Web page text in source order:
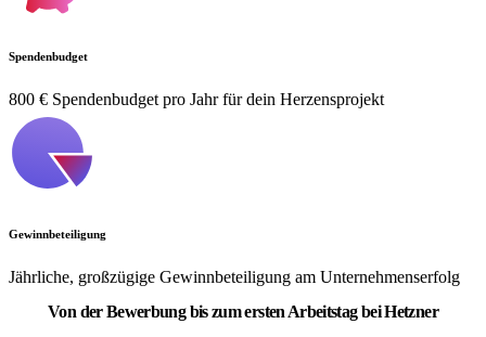
Spendenbudget
800 € Spendenbudget pro Jahr für dein Herzensprojekt
Gewinnbeteiligung
Jährliche, großzügige Gewinnbeteiligung am Unternehmenserfolg
Von der Bewerbung bis zum ersten Arbeitstag bei Hetzner